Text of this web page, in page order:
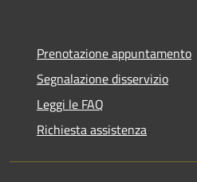
Prenotazione appuntamento
Segnalazione disservizio
Leggi le FAQ
Richiesta assistenza